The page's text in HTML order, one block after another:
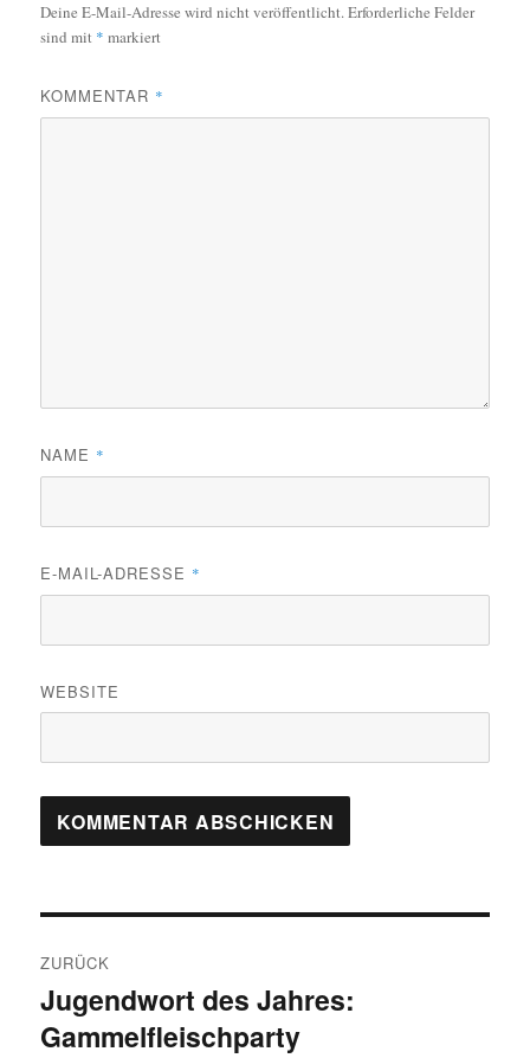
Deine E-Mail-Adresse wird nicht veröffentlicht.Erforderliche Felder
sind mit * markiert
KOMMENTAR *
NAME *
E-MAIL-ADRESSE *
WEBSITE
ZURÜCK
Vorheriger
Beitrag:
Jugendwort des Jahres:
Gammelfleischparty